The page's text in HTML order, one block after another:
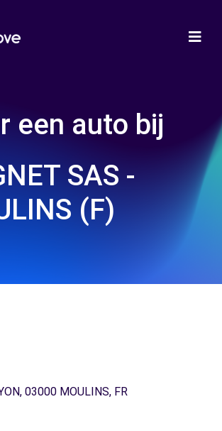
een auto bij
SAS -
(F)
03000 MOULINS, FR